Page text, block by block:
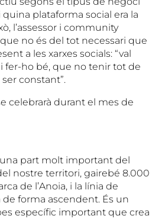
plataforma social era la
l’assessor i community
no és del tot necessari que
a les xarxes socials: “val
fer-ho bé, que no tenir tot de
constant”.
celebrarà durant el mes de
part molt important del
nostre territori, gairebé 8.000
de l’Anoia, i la línia de
forma ascendent. És un
específic important que crea